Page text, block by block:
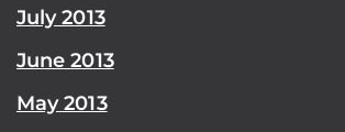
July 2013
June 2013
May 2013